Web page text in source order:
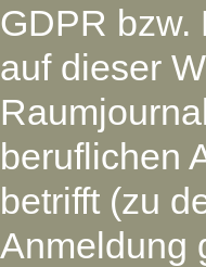
GDPR bzw.
auf dieser
beruflichen
betrifft (zu
Anmeldung